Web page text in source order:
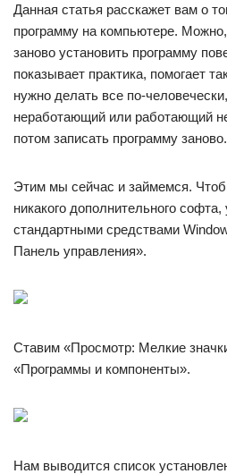
Данная статья расскажет вам о
программу на компьютере.
заново установить программу
показывает практика, помогает
нужно делать все по-
неработающий или работающий
потом записать программу заново.
Этим мы сейчас и займемся.
никакого дополнительного
стандартными средствами
Панель управления».
Ставим «Просмотр: Мелкие
«Программы и компоненты».
Нам выводится список